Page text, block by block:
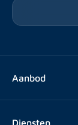
Aanbod
Diensten